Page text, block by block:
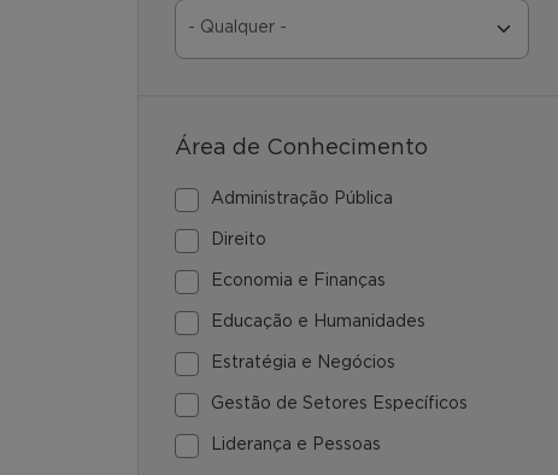
Área de Conhecimento
Administração Pública
Direito
Economia e Finanças
Educação e Humanidades
Estratégia e Negócios
Gestão de Setores Específicos
Liderança e Pessoas